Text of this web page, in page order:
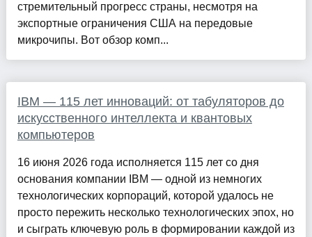
стремительный прогресс страны, несмотря на
экспортные ограничения США на передовые
микрочипы. Вот обзор комп...
IBM — 115 лет инноваций: от табуляторов до
искусственного интеллекта и квантовых
компьютеров
16 июня 2026 года исполняется 115 лет со дня
основания компании IBM — одной из немногих
технологических корпораций, которой удалось не
просто пережить несколько технологических эпох, но
и сыграть ключевую роль в формировании каждой из